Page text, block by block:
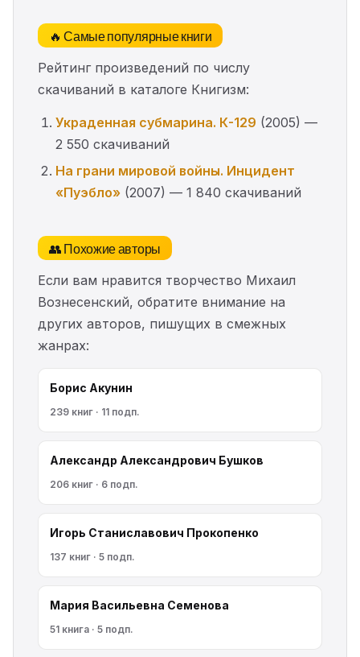
🔥 Самые популярные книги
Рейтинг произведений по числу
скачиваний в каталоге Книгизм:
Украденная субмарина. К-129 (2005) —
2 550 скачиваний
На грани мировой войны. Инцидент
«Пуэбло» (2007) — 1 840 скачиваний
👥 Похожие авторы
Если вам нравится творчество Михаил
Вознесенский, обратите внимание на
других авторов, пишущих в смежных
жанрах:
Борис Акунин
239 книг · 11 подп.
Александр Александрович Бушков
206 книг · 6 подп.
Игорь Станиславович Прокопенко
137 книг · 5 подп.
Мария Васильевна Семенова
51 книга · 5 подп.